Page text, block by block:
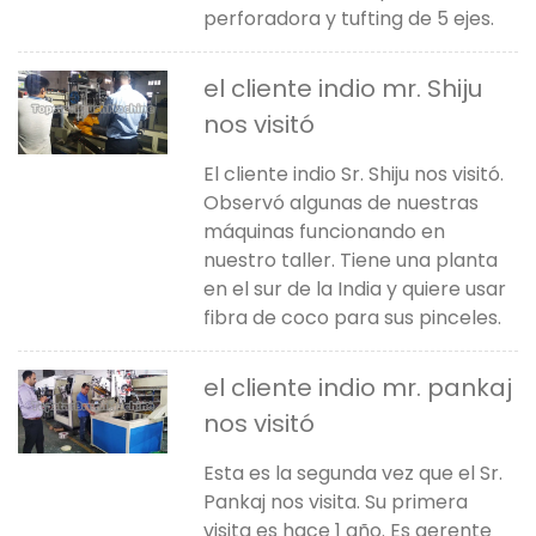
perforadora y tufting de 5 ejes.
el cliente indio mr. Shiju
nos visitó
El cliente indio Sr. Shiju nos visitó.
Observó algunas de nuestras
máquinas funcionando en
nuestro taller. Tiene una planta
en el sur de la India y quiere usar
fibra de coco para sus pinceles.
el cliente indio mr. pankaj
nos visitó
Esta es la segunda vez que el Sr.
Pankaj nos visita. Su primera